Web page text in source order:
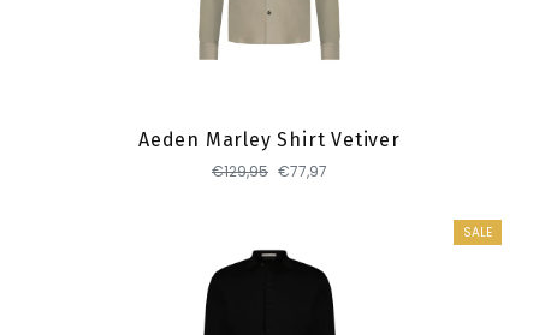
Aeden Marley Shirt Vetiver
€129,95 €77,97
SALE